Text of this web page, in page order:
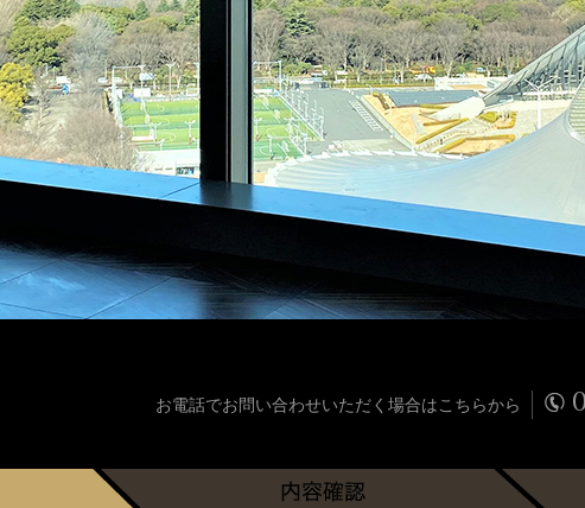
お電話でお問い合わせいただく場合はこちらから